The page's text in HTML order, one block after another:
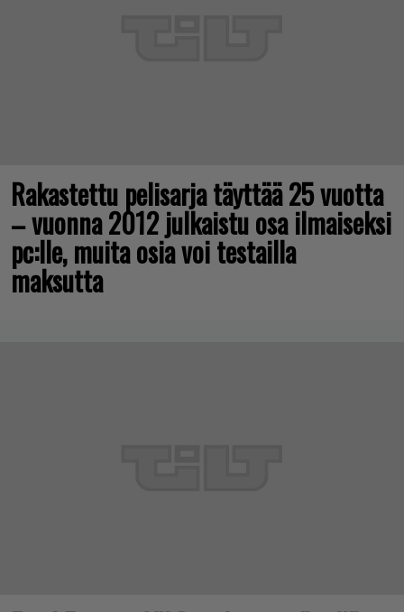
Rakastettu pelisarja täyttää 25 vuotta
– vuonna 2012 julkaistu osa ilmaiseksi
pc:lle, muita osia voi testailla
maksutta